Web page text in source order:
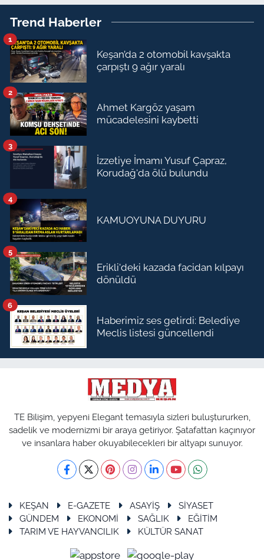
Trend Haberler
Keşan’da 2 otomobil kavşakta
çarpıştı 9 ağır yaralı
1
Ahmet Kargöz yaşam
mücadelesini kaybetti
2
İzzetiye İmamı Yusuf Çapraz,
Korudağ'da ölü bulundu
3
KAMUOYUNA DUYURU
4
Erikli'deki kazada facidan kılpayı
dönüldü
5
Haberimiz ses getirdi: Belediye
Meclis listesi güncellendi
6
TE Bilişim, yepyeni Elegant temasıyla sizleri buluştururken,
sadelik ve modernizmi bir araya getiriyor. Şatafattan kaçınıyor
ve insanlara haber okuyabilecekleri bir altyapı sunuyor.
KEŞAN E-GAZETE ASAYİŞ
SİYASET
GÜNDEM
EKONOMİ SAĞLIK
EĞİTİM
TARIM VE HAYVANCILIK
KÜLTÜR SANAT